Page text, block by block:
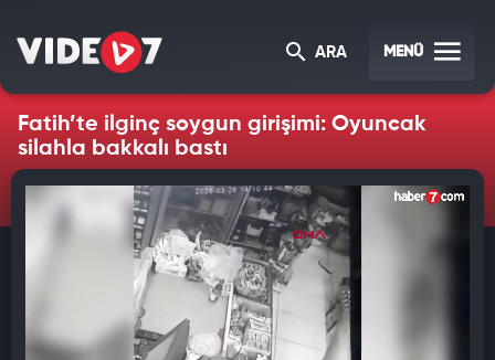
ARA MENÜ
Fatih’te ilginç soygun girişimi: Oyuncak
silahla bakkalı bastı